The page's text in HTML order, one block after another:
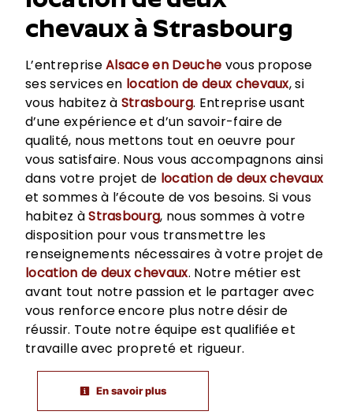
chevaux à Strasbourg
L’entrepriseAlsace en Deuche vous propose
ses services en location de deux chevaux, si
vous habitez à Strasbourg. Entreprise usant
d’une expérience et d’un savoir-faire de
qualité, nous mettons tout en oeuvre pour
vous satisfaire. Nous vous accompagnons ainsi
dans votre projet de location de deux chevaux
et sommes à l’écoute de vos besoins. Si vous
habitez àStrasbourg, nous sommes à votre
disposition pour vous transmettre les
renseignements nécessaires à votre projet de
location de deux chevaux. Notre métier est
avant tout notre passion et le partager avec
vous renforce encore plus notre désir de
réussir. Toute notre équipe est qualifiée et
travaille avec propreté et rigueur.
En savoir plus